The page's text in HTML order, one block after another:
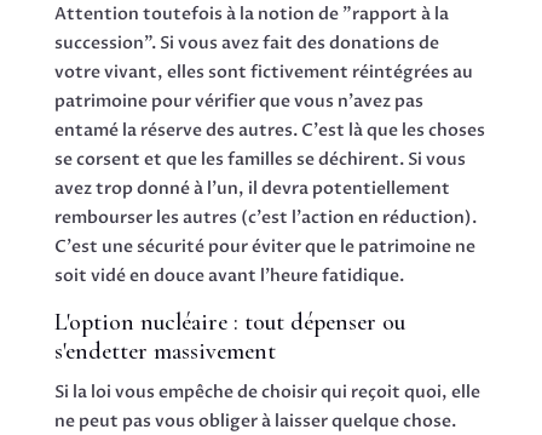
Attention toutefois à la notion de "rapport à la
succession". Si vous avez fait des donations de
votre vivant, elles sont fictivement réintégrées au
patrimoine pour vérifier que vous n'avez pas
entamé la réserve des autres. C'est là que les choses
se corsent et que les familles se déchirent. Si vous
avez trop donné à l'un, il devra potentiellement
rembourser les autres (c'est l'action en réduction).
C'est une sécurité pour éviter que le patrimoine ne
soit vidé en douce avant l'heure fatidique.
L'option nucléaire : tout dépenser ou
s'endetter massivement
Si la loi vous empêche de choisir qui reçoit quoi, elle
ne peut pas vous obliger à laisser quelque chose.